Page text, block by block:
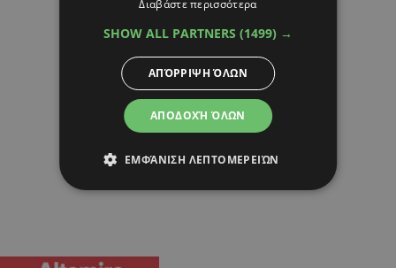
Διαβάστε περισσότερα
SHOW ALL PARTNERS (1499) →
ΑΠΟΔΟΧΉ ΌΛΩΝ
ΑΠΌΡΡΙΨΗ ΌΛΩΝ
ΕΜΦΆΝΙΣΗ ΛΕΠΤΟΜΕΡΕΙΏΝ